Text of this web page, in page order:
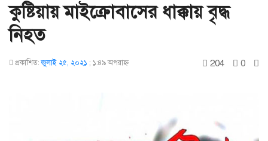
কুষ্টিয়ায় মাইক্রোবাসের ধাক্কায় বৃদ্ধ
নিহত
প্রকাশিত:জুলাই ২৫, ২০২১ ; ১:৪৯ অপরাহ্ণ 204 0